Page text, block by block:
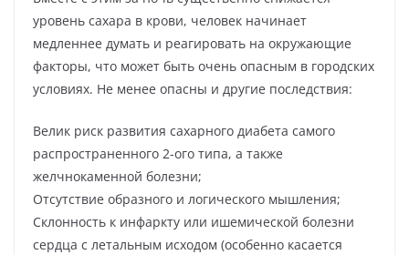
уровень сахара в крови, человек начинает
медленнее думать и реагировать на окружающие
факторы, что может быть очень опасным в городских
условиях. Не менее опасны и другие последствия:
Велик риск развития сахарного диабета самого
распространенного 2-ого типа, а также
желчнокаменной болезни;
Отсутствие образного и логического мышления;
Склонность к инфаркту или ишемической болезни
сердца с летальным исходом (особенно касается